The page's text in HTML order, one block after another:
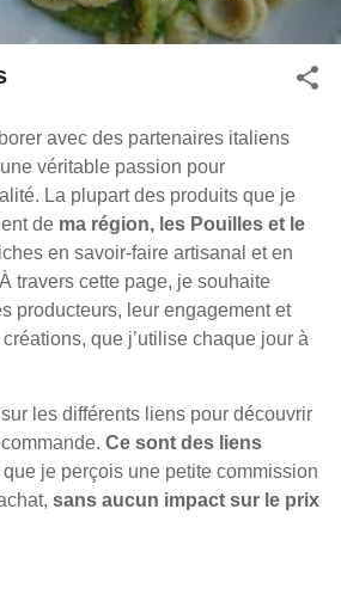
MES PARTENAIRES
avec des partenaires italiens
véritable passion pour
La plupart des produits que je
de ma région, les Pouilles et le
en savoir-faire artisanal et en
travers cette page, je souhaite
producteurs, leur engagement et
créations, que j’utilise chaque jour à
les différents liens pour découvrir
Ce sont des liens
je perçois une petite commission
sans aucun impact sur le prix